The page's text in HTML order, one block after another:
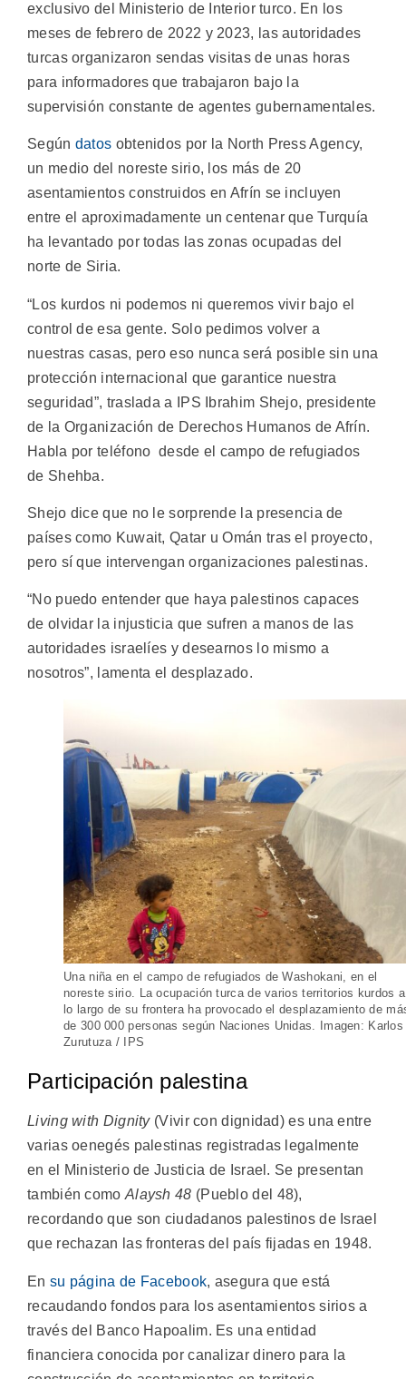
exclusivo del Ministerio de Interior turco. En los
meses de febrero de 2022 y 2023, las autoridades
turcas organizaron sendas visitas de unas horas
para informadores que trabajaron bajo la
supervisión constante de agentes gubernamentales.
Según datos obtenidos por la North Press Agency,
un medio del noreste sirio, los más de 20
asentamientos construidos en Afrín se incluyen
entre el aproximadamente un centenar que Turquía
ha levantado por todas las zonas ocupadas del
norte de Siria.
“Los kurdos ni podemos ni queremos vivir bajo el
control de esa gente. Solo pedimos volver a
nuestras casas, pero eso nunca será posible sin una
protección internacional que garantice nuestra
seguridad”, traslada a IPS Ibrahim Shejo, presidente
de la Organización de Derechos Humanos de Afrín.
Habla por teléfono desde el campo de refugiados
de Shehba.
Shejo dice que no le sorprende la presencia de
países como Kuwait, Qatar u Omán tras el proyecto,
pero sí que intervengan organizaciones palestinas.
“No puedo entender que haya palestinos capaces
de olvidar la injusticia que sufren a manos de las
autoridades israelíes y desearnos lo mismo a
nosotros”, lamenta el desplazado.
Una niña en el campo de refugiados de Washokani, en el
noreste sirio. La ocupación turca de varios territorios kurdos a
lo largo de su frontera ha provocado el desplazamiento de
de 300 000 personas según Naciones Unidas. Imagen: Karlos
Zurutuza / IPS
Participación palestina
Living with Dignity(Vivir con dignidad) es una entre
varias oenegés palestinas registradas legalmente
en el Ministerio de Justicia de Israel. Se presentan
también comoAlaysh 48 (Pueblo del 48),
recordando que son ciudadanos palestinos de Israel
que rechazan las fronteras del país fijadas en 1948.
En su página de Facebook, asegura que está
recaudando fondos para los asentamientos sirios a
través del Banco Hapoalim. Es una entidad
financiera conocida por canalizar dinero para la